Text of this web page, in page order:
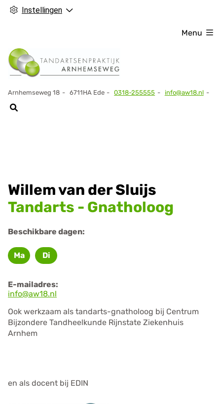
Instellingen
Arnhemseweg 18 6711HA Ede
Tel:
0318-255555 info@aw18.nl
Menu
Willem van der Sluijs
Tandarts - Gnatholoog
Beschikbare dagen:
Maandag
Ma Dinsdag
Di
E-mailadres:
info@aw18.nl
Ook werkzaam als tandarts-gnatholoog bij Centrum
Bijzondere Tandheelkunde Rijnstate Ziekenhuis
Arnhem
en als docent bij EDIN